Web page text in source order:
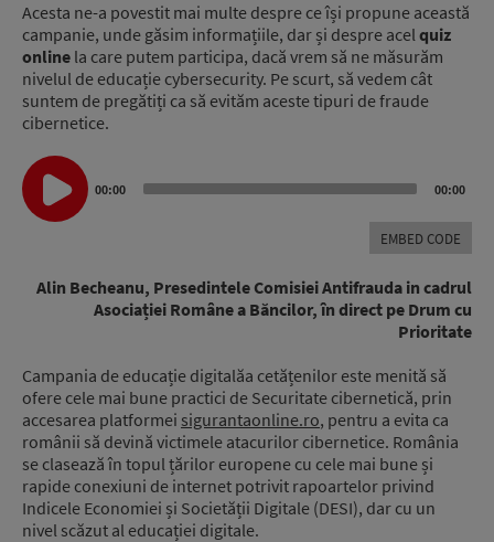
Acesta ne-a povestit mai multe despre ce își propune această
campanie, unde găsim informațiile, dar și despre acelquiz
online la care putem participa, dacă vrem să ne măsurăm
nivelul de educație cybersecurity. Pe scurt, să vedem cât
suntem de pregătiți ca să evităm aceste tipuri de fraude
cibernetice.
Audio
Player
00:00 00:00
EMBED CODE
Alin Becheanu, Presedintele Comisiei Antifrauda in cadrul
Asociației Române a Băncilor, în direct pe Drum cu
Prioritate
Campania de educație digitalăa cetățenilor este menită să
ofere cele mai bune practici de Securitate cibernetică, prin
accesarea platformei sigurantaonline.ro, pentru a evita ca
românii să devină victimele atacurilor cibernetice. România
se clasează în topul țărilor europene cu cele mai bune și
rapide conexiuni de internet potrivit rapoartelor privind
Indicele Economiei și Societății Digitale (DESI), dar cu un
nivel scăzut al educației digitale.